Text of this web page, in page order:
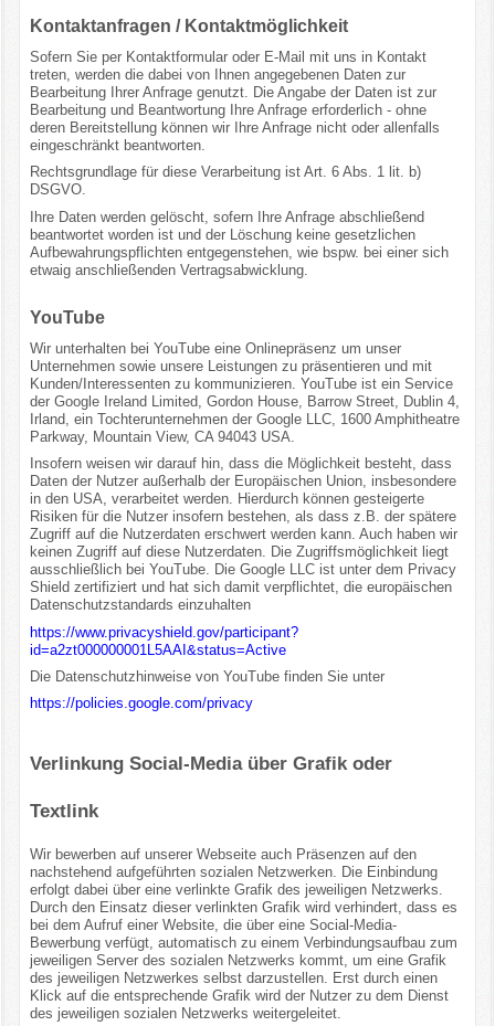
Kontaktanfragen / Kontaktmöglichkeit
Sofern Sie per Kontaktformular oder E-Mail mit uns in Kontakt
treten, werden die dabei von Ihnen angegebenen Daten zur
Bearbeitung Ihrer Anfrage genutzt. Die Angabe der Daten ist zur
Bearbeitung und Beantwortung Ihre Anfrage erforderlich - ohne
deren Bereitstellung können wir Ihre Anfrage nicht oder allenfalls
eingeschränkt beantworten.
Rechtsgrundlage für diese Verarbeitung ist Art. 6 Abs. 1 lit. b)
DSGVO.
Ihre Daten werden gelöscht, sofern Ihre Anfrage abschließend
beantwortet worden ist und der Löschung keine gesetzlichen
Aufbewahrungspflichten entgegenstehen, wie bspw. bei einer sich
etwaig anschließenden Vertragsabwicklung.
YouTube
Wir unterhalten bei YouTube eine Onlinepräsenz um unser
Unternehmen sowie unsere Leistungen zu präsentieren und mit
Kunden/Interessenten zu kommunizieren. YouTube ist ein Service
der Google Ireland Limited, Gordon House, Barrow Street, Dublin 4,
Irland, ein Tochterunternehmen der Google LLC, 1600 Amphitheatre
Parkway, Mountain View, CA 94043 USA.
Insofern weisen wir darauf hin, dass die Möglichkeit besteht, dass
Daten der Nutzer außerhalb der Europäischen Union, insbesondere
in den USA, verarbeitet werden. Hierdurch können gesteigerte
Risiken für die Nutzer insofern bestehen, als dass z.B. der spätere
Zugriff auf die Nutzerdaten erschwert werden kann. Auch haben wir
keinen Zugriff auf diese Nutzerdaten. Die Zugriffsmöglichkeit liegt
ausschließlich bei YouTube. Die Google LLC ist unter dem Privacy
Shield zertifiziert und hat sich damit verpflichtet, die europäischen
Datenschutzstandards einzuhalten
https://www.privacyshield.gov/participant?
id=a2zt000000001L5AAI&status=Active
Die Datenschutzhinweise von YouTube finden Sie unter
https://policies.google.com/privacy
Verlinkung Social-Media über Grafik oder
Textlink
Wir bewerben auf unserer Webseite auch Präsenzen auf den
nachstehend aufgeführten sozialen Netzwerken. Die Einbindung
erfolgt dabei über eine verlinkte Grafik des jeweiligen Netzwerks.
Durch den Einsatz dieser verlinkten Grafik wird verhindert, dass es
bei dem Aufruf einer Website, die über eine Social-Media-
Bewerbung verfügt, automatisch zu einem Verbindungsaufbau zum
jeweiligen Server des sozialen Netzwerks kommt, um eine Grafik
des jeweiligen Netzwerkes selbst darzustellen. Erst durch einen
Klick auf die entsprechende Grafik wird der Nutzer zu dem Dienst
des jeweiligen sozialen Netzwerks weitergeleitet.